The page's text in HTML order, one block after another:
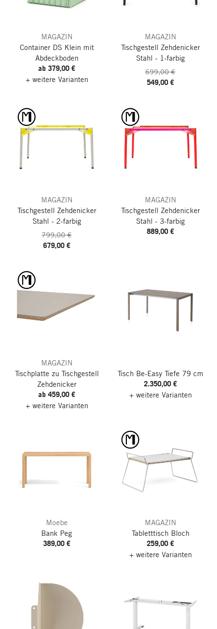
MAGAZIN
Container DS Klein mit
Abdeckboden
ab 379,00 €
+ weitere Varianten
MAGAZIN
Tischgestell Zehdenicker
Stahl - 1-farbig
699,00 €
549,00 €
MAGAZIN
Tischgestell Zehdenicker
Stahl - 2-farbig
799,00 €
679,00 €
MAGAZIN
Tischgestell Zehdenicker
Stahl - 3-farbig
889,00 €
MAGAZIN
Tischplatte zu Tischgestell
Zehdenicker
ab 459,00 €
+ weitere Varianten
Tisch Be-EasyTiefe 79 cm
2.350,00 €
+ weitere Varianten
Moebe
Bank Peg
389,00 €
MAGAZIN
Tabletttisch Bloch
259,00 €
+ weitere Varianten